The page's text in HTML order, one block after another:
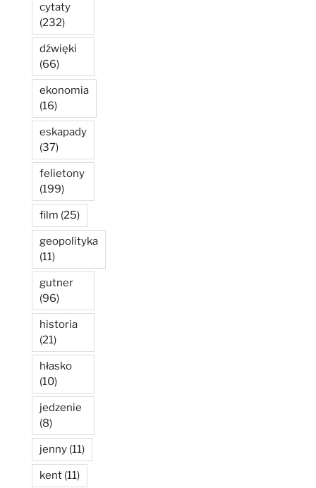
cytaty
(232)
dźwięki
(66)
ekonomia
(16)
eskapady
(37)
felietony
(199)
film (25)
geopolityka
(11)
gutner
(96)
historia
(21)
hłasko
(10)
jedzenie
(8)
jenny (11)
kent (11)